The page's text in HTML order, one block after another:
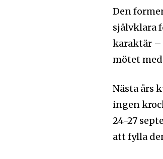
och kommer
Den
självklara
karaktär –
mötet
Nästa års
ingen
24-27
att fylla